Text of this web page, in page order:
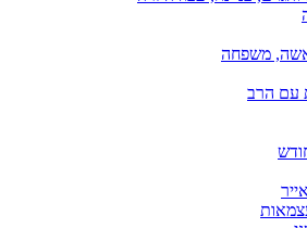
משפחה
עם הרב